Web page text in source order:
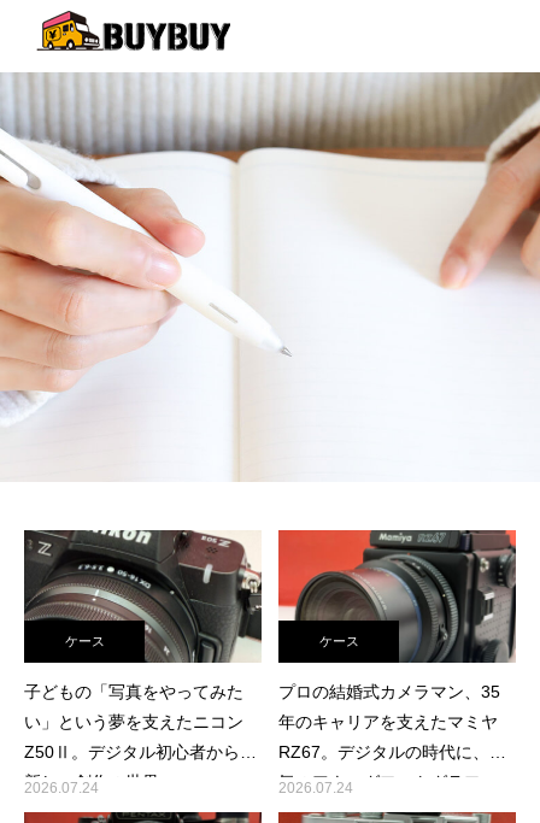
ケース
子どもの「写真をやってみた
い」という夢を支えたニコン
Z50Ⅱ。デジタル初心者から、
新しい創作の世界へ
2026.07.24
ケース
プロの結婚式カメラマン、35
年のキャリアを支えたマミヤ
RZ67。デジタルの時代に、本
気のアナログフォトグラファー
へ託す決断
2026.07.24